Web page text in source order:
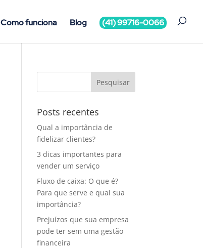
Como funciona Blog (41) 99716-0066
Posts recentes
Qual a importância de
fidelizar clientes?
3 dicas importantes para
vender um serviço
Fluxo de caixa: O que é?
Para que serve e qual sua
importância?
Prejuízos que sua empresa
pode ter sem uma gestão
financeira